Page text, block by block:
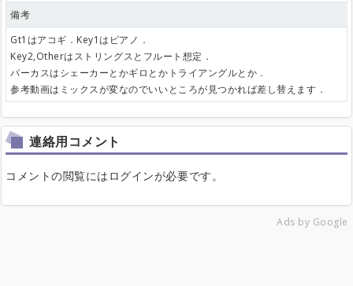
備考
Gt1はアコギ．Key1はピアノ．
Key2,Otherはストリングスとフルート想定．
パーカスはシェーカーとかギロとかトライアングルとか．
参考動画はミックスが変なのでいいところが見つかれば差し替えます．
連絡用コメント
コメントの閲覧にはログインが必要です。
Ads by Google